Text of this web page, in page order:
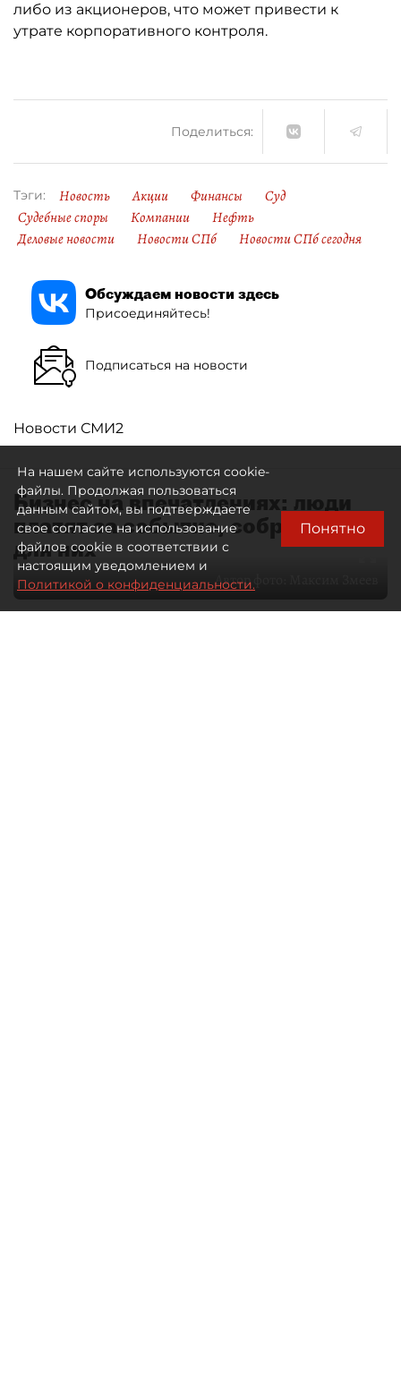
либо из акционеров, что может привести к
утрате корпоративного контроля.
Поделиться:
Тэги: Новость Акции Финансы
Суд
Судебные споры
Компании
Нефть
Деловые новости
Новости СПб Новости СПб сегодня
Обсуждаем новости здесь
Присоединяйтесь!
Подписаться на новости
Новости СМИ2
Бизнес на впечатлениях: люди
платят за событие, собранное
для них
Автор фото:
На нашем сайте используются cookie-
файлы. Продолжая пользоваться
данным сайтом, вы подтверждаете
свое согласие на использование
файлов cookie в соответствии с
настоящим уведомлением и
Политикой о конфиденциальности.
Понятно